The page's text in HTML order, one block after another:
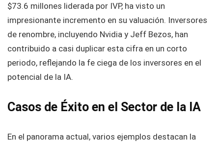
$73.6 millones liderada por IVP, ha visto un
impresionante incremento en su valuación. Inversores
de renombre, incluyendo Nvidia y Jeff Bezos, han
contribuido a casi duplicar esta cifra en un corto
periodo, reflejando la fe ciega de los inversores en el
potencial de la IA.
Casos de Éxito en el Sector de la IA
En el panorama actual, varios ejemplos destacan la